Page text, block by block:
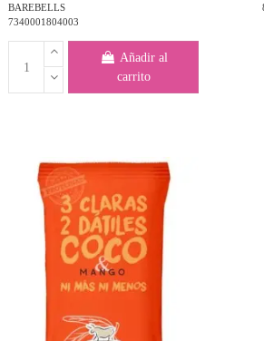
BAREBELLS
7340001804003
Añadir al
carrito